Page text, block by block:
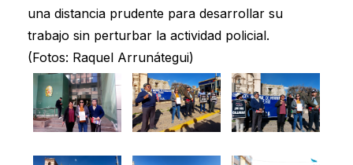
una distancia prudente para desarrollar su
trabajo sin perturbar la actividad policial.
(Fotos: Raquel Arrunátegui)